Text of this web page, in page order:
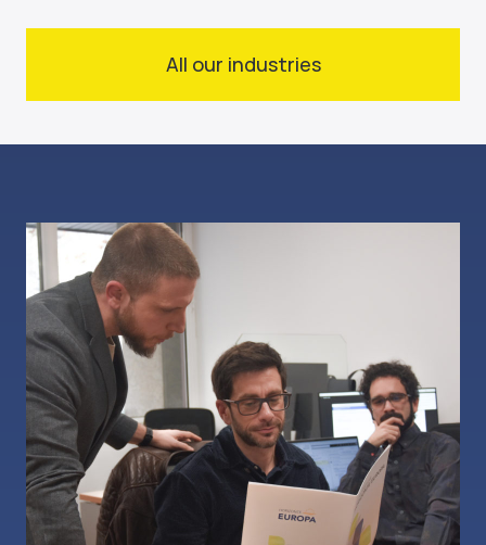
All our industries